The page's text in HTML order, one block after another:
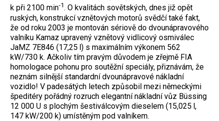
k při 2100 min-1. O kvalitách sovětských, dnes již opět
ruských, konstrukcí vznětových motorů svědčí také fakt,
že od roku 2003 je montován sériově do dvounápravového
valníku Kamaz upravený vznětový vidlicový osmiválec
JaMZ 7E846 (17,25 l) s maximálním výkonem 562
kW/730 k. Ačkoliv tím pravým důvodem je zřejmě FIA
homologace pohonu pro soutěžní speciály, přiznávám, že
neznám silnější standardní dvounápravové nákladní
vozidlo! V padesátých letech způsobil mezi německými
špeditéry pořádný rozruch elegantní nákladní vůz Büssing
12 000 U s plochým šestiválcovým dieselem (15,025 l,
147 kW/200 k) umístěným pod valníkem.